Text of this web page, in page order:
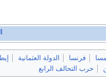
فرنسا الدولة العثمانية
حرب التحالف الرابع